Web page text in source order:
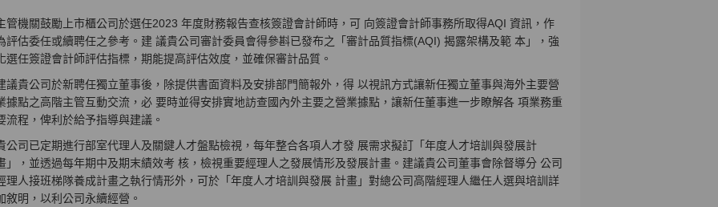
管機關鼓勵上市櫃公司於選任2023 年度財務報告查核簽證會計師時，可 向簽證會計師事務所取得AQI 資訊，作
評估委任或續聘任之參考。建 議貴公司審計委員會得參斟已發布之「審計品質指標(AQI) 揭露架構及範 本」，強
選任簽證會計師評估指標，期能提高評估效度，並確保審計品質。
議貴公司於新聘任獨立董事後，除提供書面資料及安排部門簡報外，得 以視訊方式讓新任獨立董事與海外主要營
據點之高階主管互動交流，必 要時並得安排實地訪查國內外主要之營業據點，讓新任董事進一步瞭解各 項業務重
流程，俾利於給予指導與建議。
公司已定期進行部室代理人及關鍵人才盤點檢視，每年整合各項人才發 展需求擬訂「年度人才培訓與發展計
」，並透過每年期中及期末績效考 核，檢視重要經理人之發展情形及發展計畫。建議貴公司董事會除督導分 公司
理人接班梯隊養成計畫之執行情形外，可於「年度人才培訓與發展 計畫」對總公司高階經理人繼任人選與培訓詳
敘明，以利公司永續經營。